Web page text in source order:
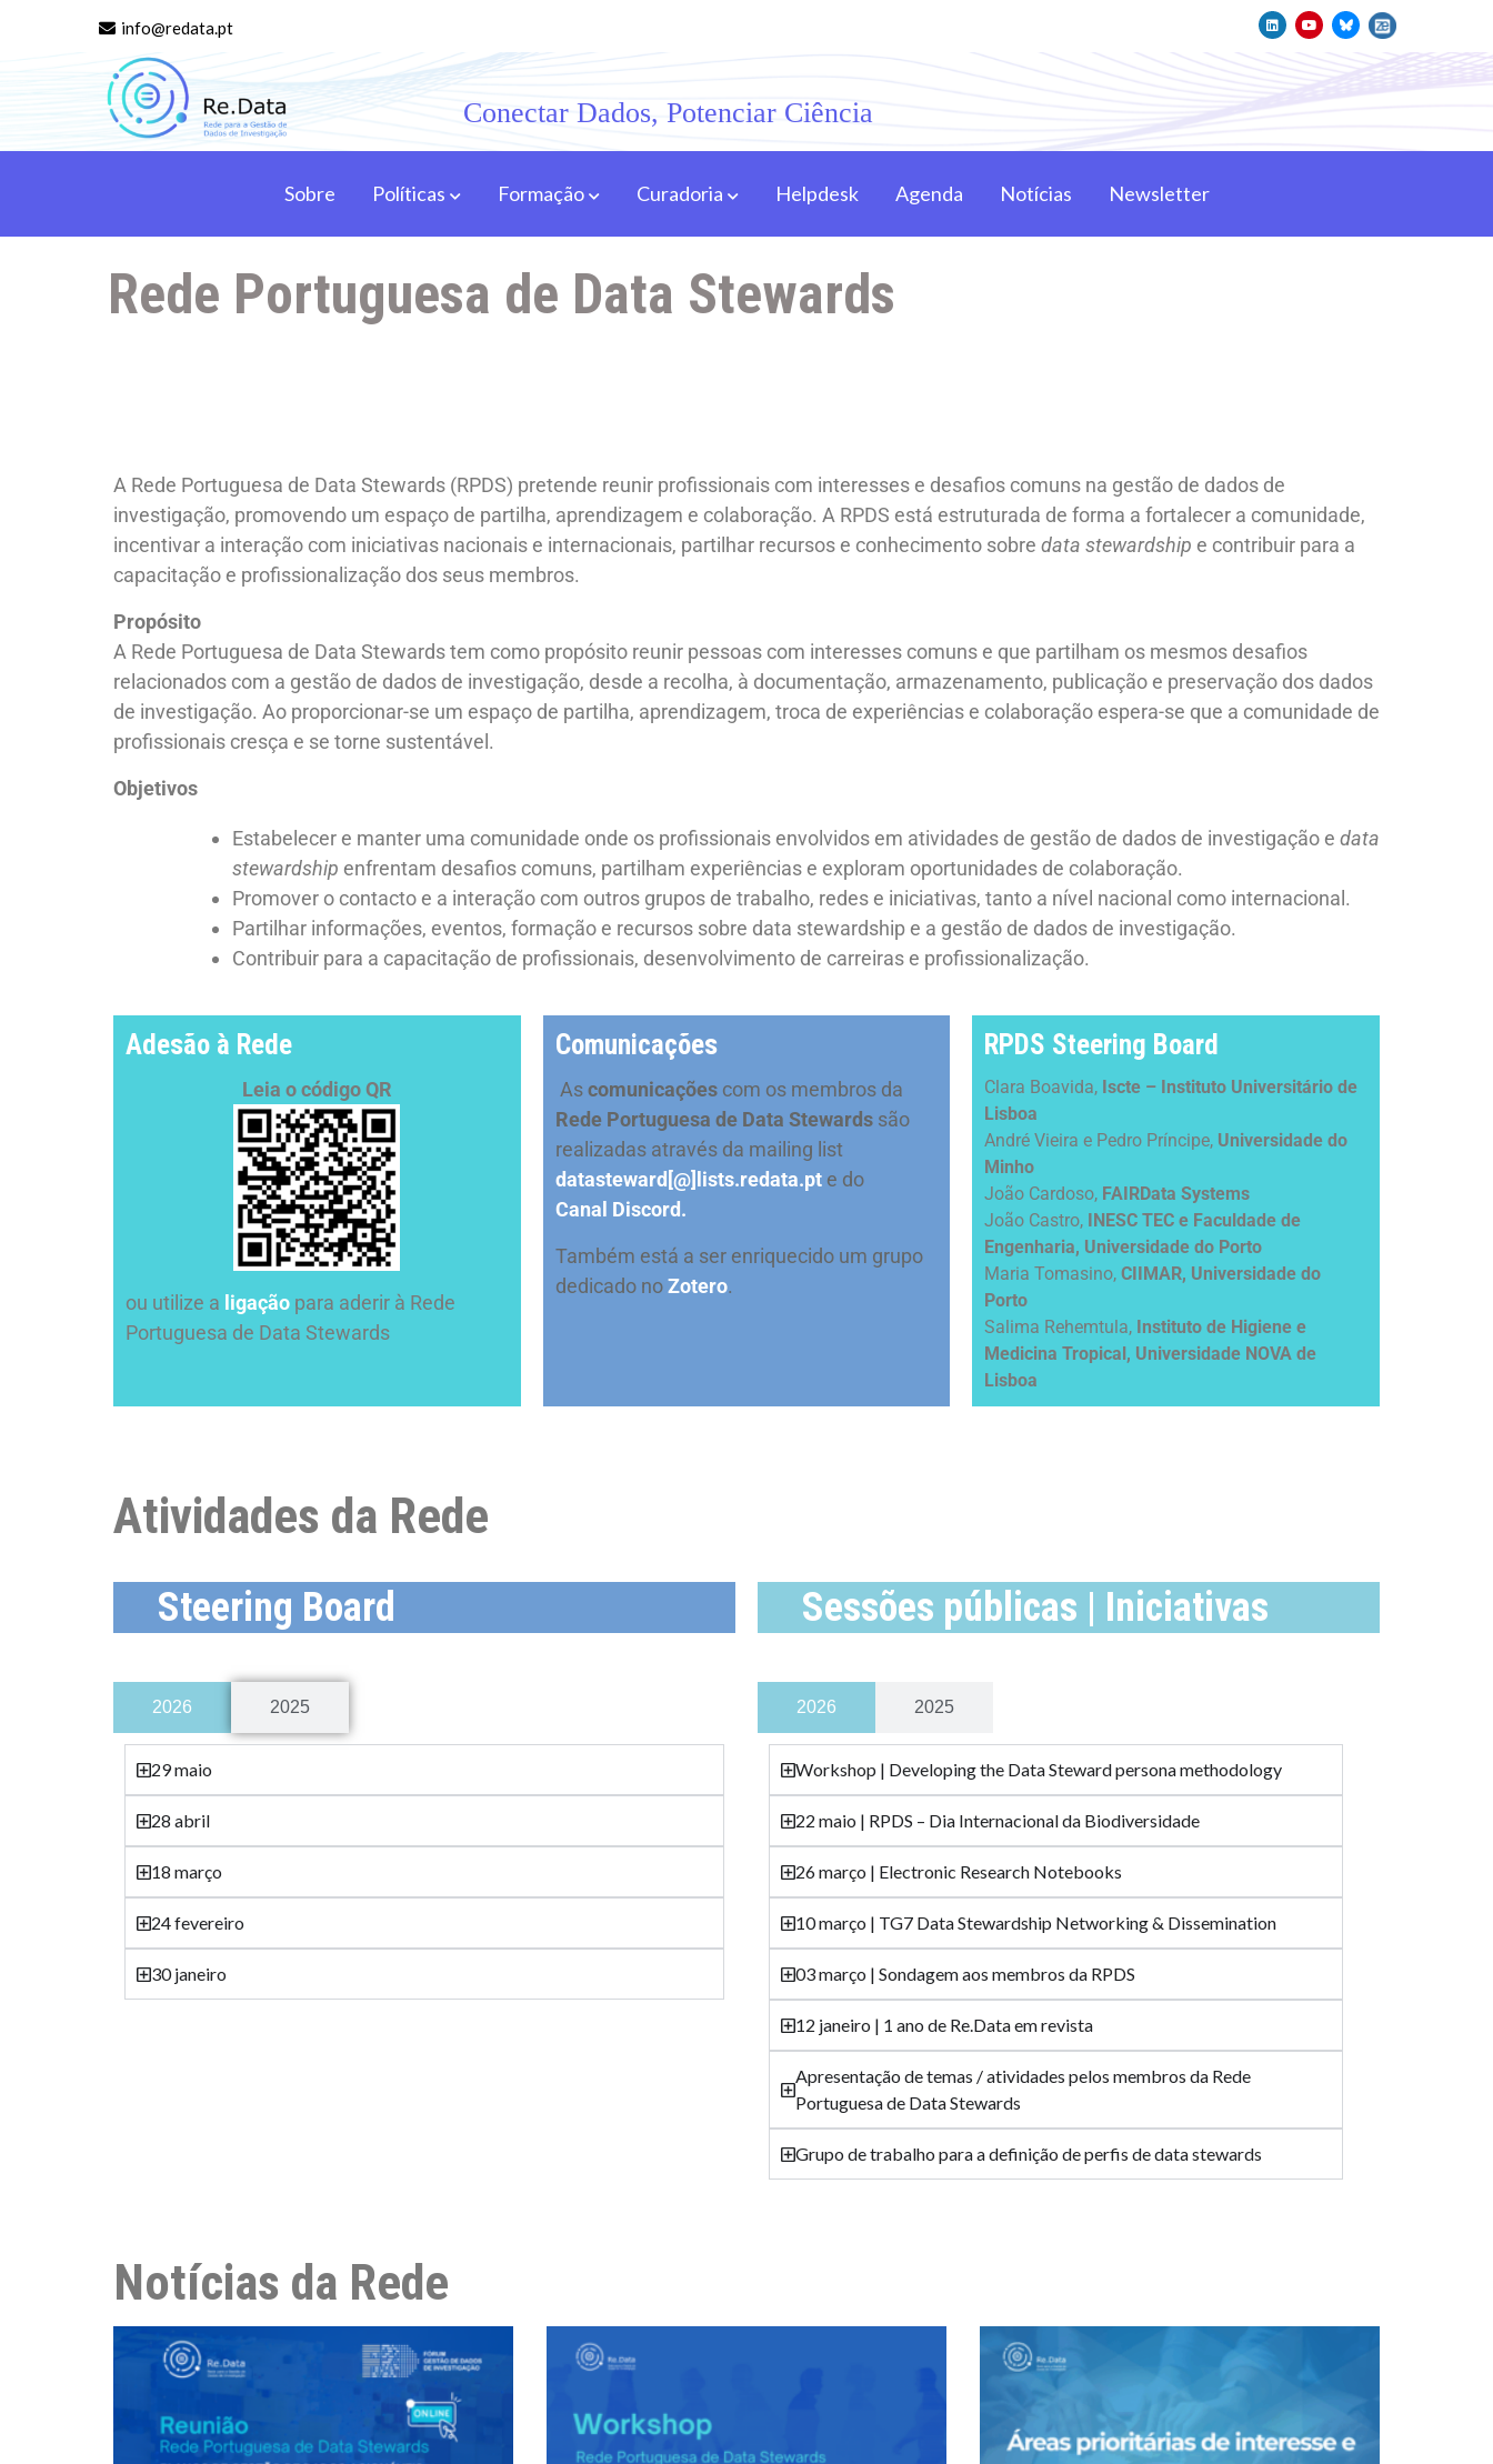
info@redata.pt
Conectar Dados, Potenciar Ciência
Sobre Políticas Formação Curadoria Helpdesk Agenda Notícias Newsletter
Rede Portuguesa de Data Stewards
A Rede Portuguesa de Data Stewards (RPDS) pretende reunir profissionais com interesses e desafios comuns na gestão de dados de
investigação, promovendo um espaço de partilha, aprendizagem e colaboração. A RPDS está estruturada de forma a fortalecer a comunidade,
incentivar a interação com iniciativas nacionais e internacionais, partilhar recursos e conhecimento sobre data stewardship e contribuir para a
capacitação e profissionalização dos seus membros.
Propósito
A Rede Portuguesa de Data Stewards tem como propósito reunir pessoas com interesses comuns e que partilham os mesmos desafios
relacionados com a gestão de dados de investigação, desde a recolha, à documentação, armazenamento, publicação e preservação dos dados
de investigação. Ao proporcionar-se um espaço de partilha, aprendizagem, troca de experiências e colaboração espera-se que a comunidade de
profissionais cresça e se torne sustentável.
Objetivos
Estabelecer e manter uma comunidade onde os profissionais envolvidos em atividades de gestão de dados de investigação e data
stewardship enfrentam desafios comuns, partilham experiências e exploram oportunidades de colaboração.
Promover o contacto e a interação com outros grupos de trabalho, redes e iniciativas, tanto a nível nacional como internacional.
Partilhar informações, eventos, formação e recursos sobre data stewardship e a gestão de dados de investigação.
Contribuir para a capacitação de profissionais, desenvolvimento de carreiras e profissionalização.
Adesão à Rede
Leia o código QR
ou utilize a ligação para aderir à Rede
Portuguesa de Data Stewards
Comunicações
Ascomunicaçõescom os membros da
Rede Portuguesa de Data Stewardssão
realizadas através da mailing list
datasteward[@]lists.redata.pte do
Canal Discord.
Também está a ser enriquecido um grupo
dedicado noZotero.
RPDS Steering Board
Clara Boavida, Iscte – Instituto Universitário de
Lisboa
André Vieira e Pedro Príncipe, Universidade do
Minho
João Cardoso, FAIRData Systems
João Castro, INESC TEC e Faculdade de
Engenharia, Universidade do Porto
Maria Tomasino,CIIMAR, Universidade do
Porto
Salima Rehemtula, Instituto de Higiene e
Medicina Tropical, Universidade NOVA de
Lisboa
Atividades da Rede
Steering Board Sessões públicas | Iniciativas
2026 2025
29 maio
28 abril
18 março
24 fevereiro
30 janeiro
2026 2025
Workshop | Developing the Data Steward persona methodology
22 maio | RPDS – Dia Internacional da Biodiversidade
26 março | Electronic Research Notebooks
10 março | TG7 Data Stewardship Networking & Dissemination
03 março | Sondagem aos membros da RPDS
12 janeiro | 1 ano de Re.Data em revista
Apresentação de temas / atividades pelos membros da Rede
Portuguesa de Data Stewards
Grupo de trabalho para a definição de perfis de data stewards
Notícias da Rede